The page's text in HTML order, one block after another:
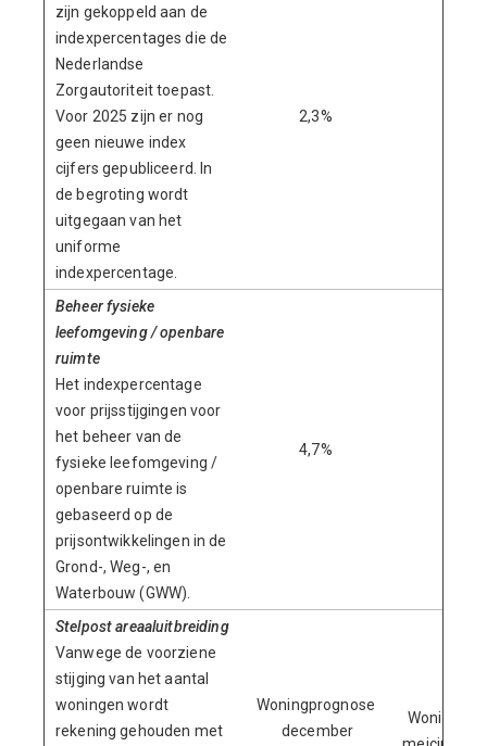
zijn gekoppeld aan de
indexpercentages die de
Nederlandse
Zorgautoriteit toepast.
Voor 2025 zijn er nog
geen nieuwe index
cijfers gepubliceerd. In
de begroting wordt
uitgegaan van het
uniforme
indexpercentage.
2,3%
Beheer fysieke
leefomgeving / openbare
ruimte
Het indexpercentage
voor prijsstijgingen voor
het beheer van de
fysieke leefomgeving /
openbare ruimte is
gebaseerd op de
prijsontwikkelingen in de
Grond-, Weg-, en
Waterbouw (GWW).
4,7%
Stelpost areaaluitbreiding
Vanwege de voorziene
stijging van het aantal
woningen wordt
rekening gehouden met
Woningprognose
december